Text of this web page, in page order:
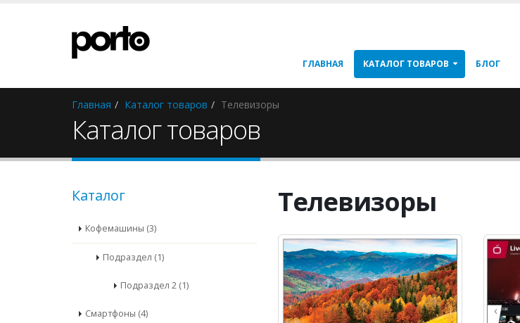
ГЛАВНАЯ КАТАЛОГ ТОВАРОВ БЛОГ
Главная Каталог товаров Телевизоры
Каталог товаров
Каталог
Кофемашины (3)
Подраздел (1)
Подраздел 2 (1)
Смартфоны (4)
Телевизоры